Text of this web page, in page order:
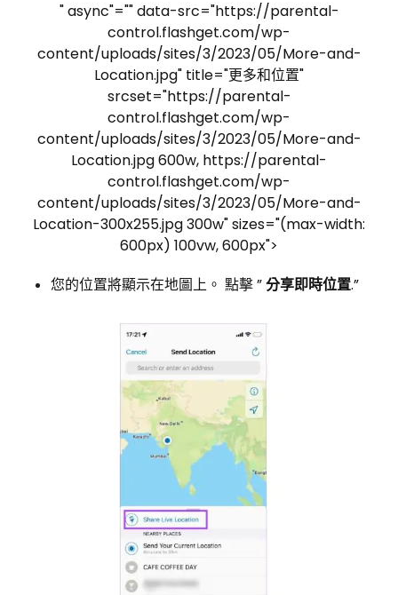
" async"="" data-src="https://parental-
control.flashget.com/wp-
content/uploads/sites/3/2023/05/More-and-
Location.jpg" title="更多和位置"
srcset="https://parental-
control.flashget.com/wp-
content/uploads/sites/3/2023/05/More-and-
Location.jpg 600w, https://parental-
control.flashget.com/wp-
content/uploads/sites/3/2023/05/More-and-
Location-300x255.jpg 300w" sizes="(max-width:
600px) 100vw, 600px">
您的位置將顯示在地圖上。 點擊 ”分享即時位置.”